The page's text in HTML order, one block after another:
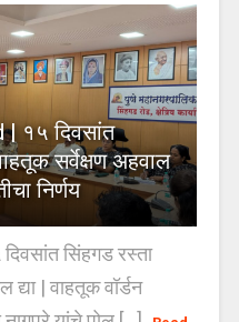
| १५ दिवसांत
सर्वेक्षण अहवाल
निर्णय
सिंहगड रस्ता
द्या | वाहतूक वॉर्डन